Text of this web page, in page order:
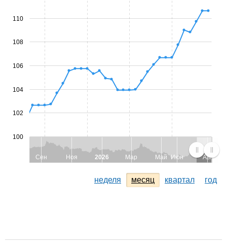
Сен Ноя 2026 Мар Май Июн Авг
100
102
104
106
108
110
неделя месяц квартал год